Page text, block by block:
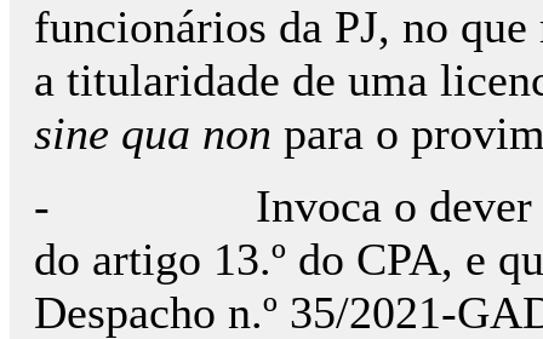
funcionários da PJ, no
a titularidade de uma
sine qua non para o
- Invoca o dever de
do artigo 13.º do CPA, e
Despacho n.º 35/2021-